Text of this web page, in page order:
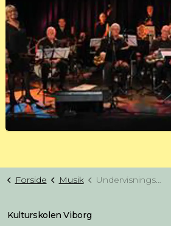
Forside Musik Undervisningstilbud musik (NIV. 2)
Kulturskolen Viborg